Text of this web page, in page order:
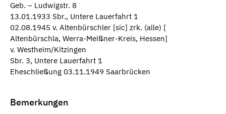
Geb. – Ludwigstr. 8
13.01.1933 Sbr., Untere Lauerfahrt 1
02.08.1945 v. Altenbürschler [sic] zrk. (alle) [
Altenbürschla, Werra-Meißner-Kreis, Hessen]
v. Westheim/Kitzingen
Sbr. 3, Untere Lauerfahrt 1
Eheschließung 03.11.1949 Saarbrücken
Bemerkungen